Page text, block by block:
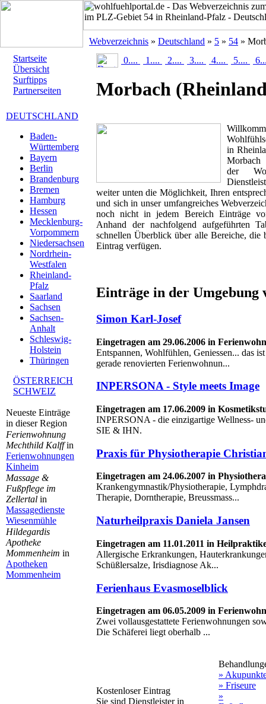
Webverzeichnis » Deutschland » 5 » 54 »
Startseite
Übersicht
Surftipps
Partnerseiten
DEUTSCHLAND
Baden-
Württemberg
Bayern
Berlin
Brandenburg
Bremen
Hamburg
Hessen
Mecklenburg-
Vorpommern
Niedersachsen
Nordrhein-
Westfalen
Rheinland-
Pfalz
Saarland
Sachsen
Sachsen-
Anhalt
Schleswig-
Holstein
Thüringen
ÖSTERREICH
SCHWEIZ
Neueste Einträge
in dieser Region
Ferienwohnung
Mechthild Kalffin
Ferienwohnungen
Kinheim
Massage &
Fußpflege im
Zellertal in
Massagedienste
Wiesenmühle
Hildegardis
Apotheke
Mommenheim in
Apotheken
Mommenheim
0.... 1.... 2.... 3.... 4.... 5....
Morbach
in
Morbach
der
weiter unten die Möglichkeit, Ihren
und sich in unser umfangreiches
noch nicht in jedem Bereich Einträge
Anhand der nachfolgend aufgeführten
schnellen Überblick über alle Bereiche, die
Eintrag verfügen.
Einträge in der Umgebung
Simon Karl-Josef
Eingetragen am 29.06.2006 in
Entspannen, Wohlfühlen, Geniessen... das
gerade renovierten Ferienwohnun...
INPERSONA - Style meets Image
Eingetragen am 17.06.2009 in
INPERSONA - die einzigartige Wellness-
SIE & IHN.
Praxis für Physiotherapie
Eingetragen am 24.06.2007 in
Krankengymnastik/Physiotherapie,
Therapie, Dorntherapie, Breussmass...
Naturheilpraxis Daniela Jansen
Eingetragen am 11.01.2011 in
Allergische Erkrankungen,
Schüßlersalze, Irisdiagnose Ak...
Ferienhaus Evasmoselblick
Eingetragen am 06.05.2009 in
Zwei vollausgestattete Ferienwohnungen
Die Schäferei liegt oberhalb ...
Kostenloser Eintrag
Sie sind Dienstleister in
»
» Friseure
»